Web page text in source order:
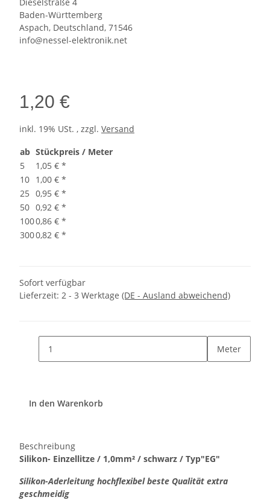
Baden-Württemberg
Aspach, Deutschland, 71546
info@nessel-elektronik.net
1,20 €
inkl. 19% USt. , zzgl. Versand
ab Stückpreis / Meter
5
1,05 € *
10 1,00 € *
25 0,95 € *
50 0,92 € *
1000,86 € *
3000,82 € *
Sofort verfügbar
Lieferzeit: 2 - 3 Werktage (DE - Ausland abweichend)
Meter
In den Warenkorb
Beschreibung
Silikon- Einzellitze / 1,0mm² / schwarz / Typ"EG"
Silikon-Aderleitung hochflexibel beste Qualität extra
geschmeidig